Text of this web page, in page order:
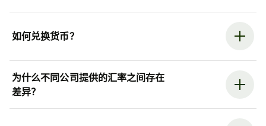
如何兑换货币？
为什么不同公司提供的汇率之间存在
差异？